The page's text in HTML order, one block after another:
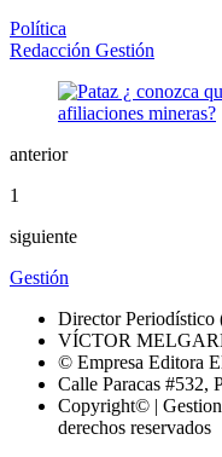
Política
Redacción Gestión
anterior
1
siguiente
Gestión
Director Periodístico
VÍCTOR
© Empresa Editora
Calle Paracas #532,
Copyright© |
derechos reservados